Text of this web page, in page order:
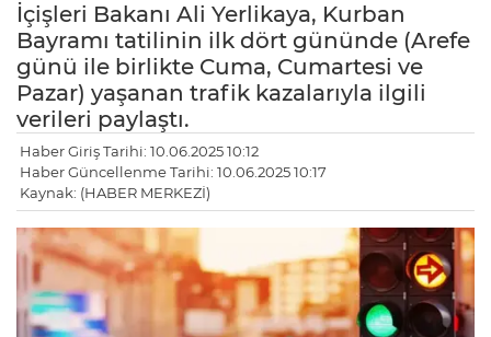
İçişleri Bakanı Ali Yerlikaya, Kurban
Bayramı tatilinin ilk dört gününde (Arefe
günü ile birlikte Cuma, Cumartesi ve
Pazar) yaşanan trafik kazalarıyla ilgili
verileri paylaştı.
Haber Giriş Tarihi: 10.06.2025 10:12
Haber Güncellenme Tarihi: 10.06.2025 10:17
Kaynak: (HABER MERKEZİ)